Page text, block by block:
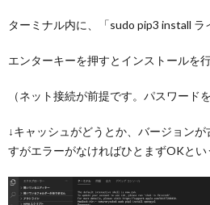
ターミナル内に、「sudo pip3 install ラ
エンターキーを押すとインストールを
（ネット接続が前提です。パスワード
↓キャッシュがどうとか、バージョン
すがエラーがなければひとまずOKとい